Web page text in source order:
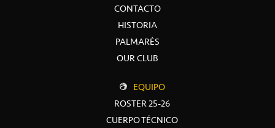
CONTACTO
HISTORIA
PALMARÉS
OUR CLUB
EQUIPO
ROSTER 25-26
CUERPO TÉCNICO